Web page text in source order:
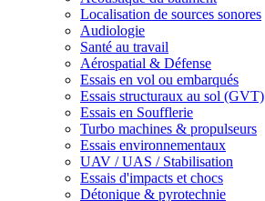
Localisation de sources sonores
Audiologie
Santé au travail
Aérospatial & Défense
Essais en vol ou embarqués
Essais structuraux au sol (GVT)
Essais en Soufflerie
Turbo machines & propulseurs
Essais environnementaux
UAV / UAS / Stabilisation
Essais d'impacts et chocs
Détonique & pyrotechnie